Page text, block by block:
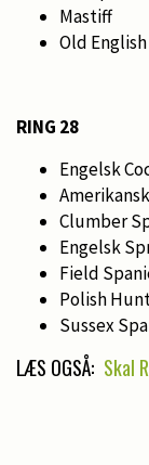
Mastiff
Old
RING 28
Engelsk
Clumber
Engelsk
Field
Polish
Sussex
LÆS OGSÅ: Skal